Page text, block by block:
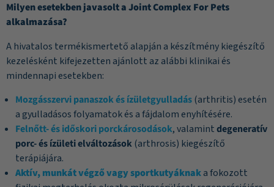
Milyen esetekben javasolt a Joint Complex For Pets
alkalmazása?
A hivatalos termékismertető alapján a készítmény kiegészítő
kezelésként kifejezetten ajánlott az alábbi klinikai és
mindennapi esetekben:
Mozgásszervi panaszok és ízületgyulladás(arthritis) esetén
a gyulladásos folyamatok és a fájdalom enyhítésére.
Felnőtt- és időskori porckárosodások, valamintdegeneratív
porc- és ízületi elváltozások(arthrosis) kiegészítő
terápiájára.
Aktív, munkát végző vagy sportkutyáknaka fokozott